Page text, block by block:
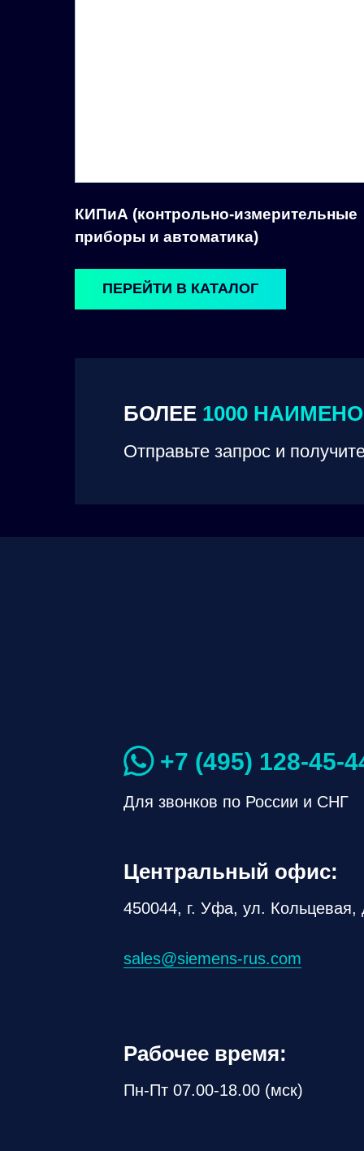
БОЛЕЕ 1000
Отправьте запрос и
КИПиА (контрольно-измерительные
приборы и автоматика)
ПЕРЕЙТИ В КАТАЛОГ
Для звонков по России и СНГ
+7 (495) 128-45-
450044, г. Уфа, ул. Кольцевая,
sales@siemens-rus.com
Центральный офис:
Пн-Пт 07.00-18.00 (мск)
Рабочее время: